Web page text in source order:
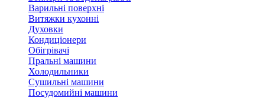
Варильні поверхні
Витяжки кухонні
Духовки
Кондиціонери
Обігрівачі
Пральні машини
Холодильники
Сушильні машини
Посудомийні машини